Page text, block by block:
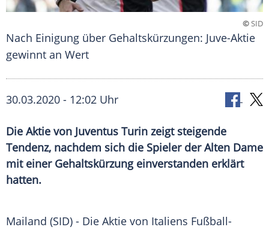
©SID
Nach Einigung über Gehaltskürzungen: Juve-Aktie
gewinnt an Wert
30.03.2020 - 12:02 Uhr
Die Aktie von Juventus Turin zeigt steigende
Tendenz, nachdem sich die Spieler der Alten Dame
mit einer Gehaltskürzung einverstanden erklärt
hatten.
Mailand (SID) - Die Aktie von Italiens Fußball-